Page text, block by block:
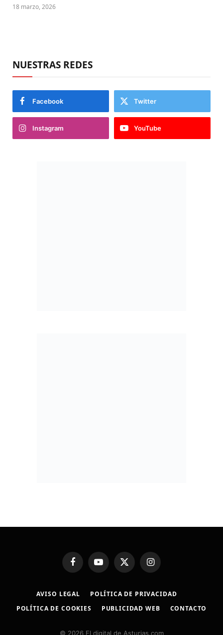
18 marzo, 2026
NUESTRAS REDES
Facebook Twitter
Instagram YouTube
FacebookYouTubeX
(Twitter)
Instagram
AVISO LEGAL
POLÍTICA DE PRIVACIDAD
POLÍTICA DE COOKIES
PUBLICIDAD WEB CONTACTO
© 2026 El digital de Asturias.com